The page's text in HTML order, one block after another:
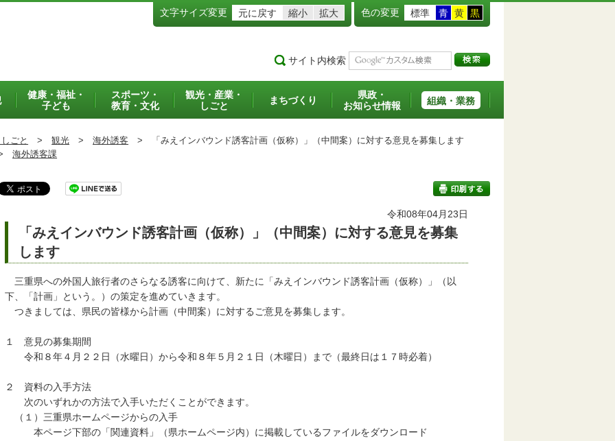
文字サイズ変更 元に戻す 縮小 拡大 色の変更 標準 青 黄 黒
サイト内検索
健康・福祉・
子ども
スポーツ・
教育・文化
観光・産業・
しごと
まちづくり
県政・
お知らせ情報
組織・業務
ごと > 観光 > 海外誘客 > 「みえインバウンド誘客計画（仮称）」（中間案）に対する意見を募集します
海外誘客課
令和08年04月23日
「みえインバウンド誘客計画（仮称）」（中間案）に対する意見を募集
します
三重県への外国人旅行者のさらなる誘客に向けて、新たに「みえインバウンド誘客計画（仮称）」（以
下、「計画」という。）の策定を進めていきます。
つきましては、県民の皆様から計画（中間案）に対するご意見を募集します。
１ 意見の募集期間
令和８年４月２２日（水曜日）から令和８年５月２１日（木曜日）まで（最終日は１７時必着）
２ 資料の入手方法
次のいずれかの方法で入手いただくことができます。
（１）三重県ホームページからの入手
本ページ下部の「関連資料」（県ホームページ内）に掲載しているファイルをダウンロード